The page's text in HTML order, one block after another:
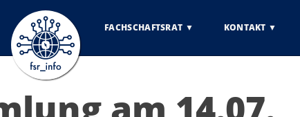
FACHSCHAFTSRAT KONTAKT